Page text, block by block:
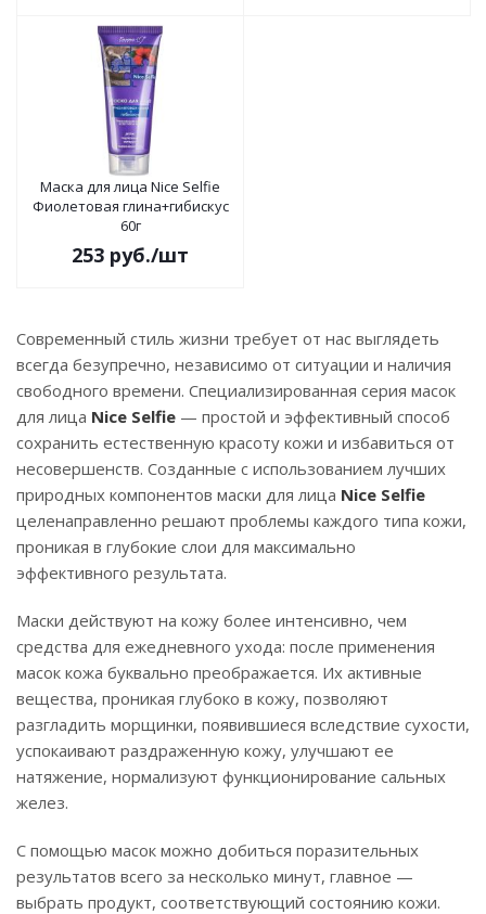
Маска для лица Nice Selfie
Фиолетовая глина+гибискус
60г
253 руб./шт
Современный стиль жизни требует от нас выглядеть
всегда безупречно, независимо от ситуации и наличия
свободного времени. Специализированная серия масок
для лица Nice Selfie — простой и эффективный способ
сохранить естественную красоту кожи и избавиться от
несовершенств. Созданные с использованием лучших
природных компонентов маски для лица Nice Selfie
целенаправленно решают проблемы каждого типа кожи,
проникая в глубокие слои для максимально
эффективного результата.
Маски действуют на кожу более интенсивно, чем
средства для ежедневного ухода: после применения
масок кожа буквально преображается. Их активные
вещества, проникая глубоко в кожу, позволяют
разгладить морщинки, появившиеся вследствие сухости,
успокаивают раздраженную кожу, улучшают ее
натяжение, нормализуют функционирование сальных
желез.
С помощью масок можно добиться поразительных
результатов всего за несколько минут, главное —
выбрать продукт, соответствующий состоянию кожи.